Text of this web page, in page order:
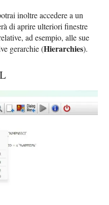
inoltre accedere a un
di aprire ulteriori finestre
ad esempio, alle sue
gerarchie (Hierarchies).